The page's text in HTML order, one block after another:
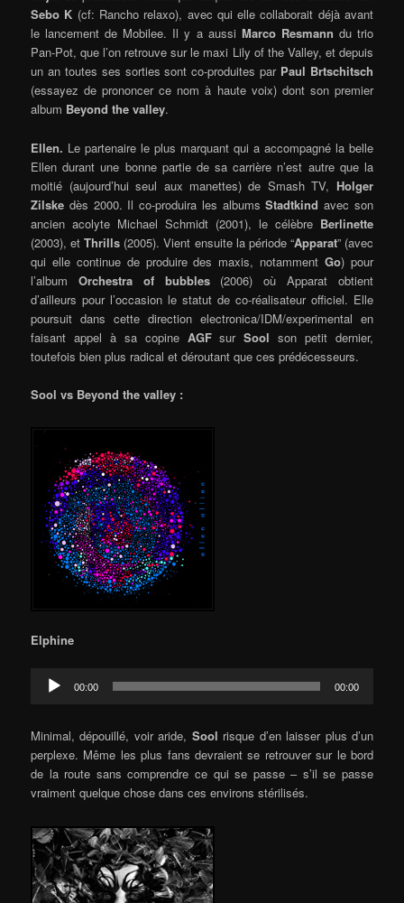
Sebo K (cf: Rancho relaxo), avec qui elle collaborait déjà avant
le lancement de Mobilee. Il y a aussi Marco Resmann du trio
Pan-Pot, que l’on retrouve sur le maxi Lily of the Valley, et depuis
un an toutes ses sorties sont co-produites par Paul Brtschitsch
(essayez de prononcer ce nom à haute voix) dont son premier
album Beyond the valley.
Ellen. Le partenaire le plus marquant qui a accompagné la belle
Ellen durant une bonne partie de sa carrière n’est autre que la
moitié (aujourd’hui seul aux manettes) de Smash TV, Holger
Zilske dès 2000. Il co-produira les albumsStadtkindavec son
ancien acolyte Michael Schmidt (2001), le célèbre Berlinette
(2003), etThrills (2005). Vient ensuite la période “Apparat” (avec
qui elle continue de produire des maxis, notammentGo) pour
l’album Orchestra of bubbles(2006) où Apparat obtient
d’ailleurs pour l’occasion le statut de co-réalisateur officiel. Elle
poursuit dans cette direction electronica/IDM/experimental en
faisant appel à sa copine AGFsurSoolson petit dernier,
toutefois bien plus radical et déroutant que ces prédécesseurs.
Sool vs Beyond the valley :
Elphine
Audio
Player
00:00 00:00
Minimal, dépouillé, voir aride, Sool risque d’en laisser plus d’un
perplexe. Même les plus fans devraient se retrouver sur le bord
de la route sans comprendre ce qui se passe – s’il se passe
vraiment quelque chose dans ces environs stérilisés.